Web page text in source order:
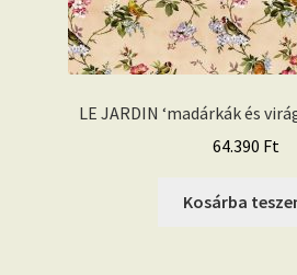
LE JARDIN ‘madárkák és
64.390 Ft
Kosárba